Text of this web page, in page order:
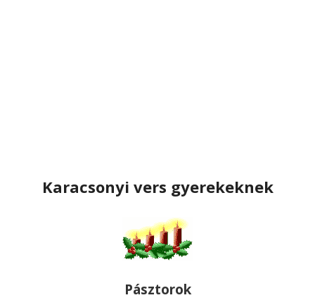
Karacsonyi vers gyerekeknek
Pásztorok